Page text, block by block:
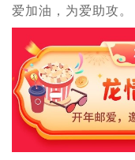
爱加油，为爱助攻。